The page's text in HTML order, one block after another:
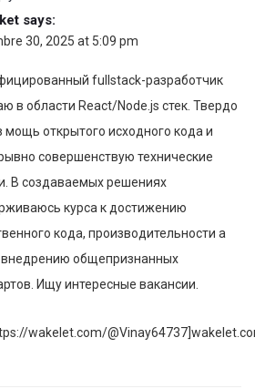
says:
30, 2025 at 5:09 pm
fullstack-разработчик
в области React/Node.js стек. Твердо
мощь открытого исходного кода и
совершенствую технические
В создаваемых решениях
курса к достижению
кода, производительности а
общепризнанных
Ищу интересные вакансии.
wakelet.com/